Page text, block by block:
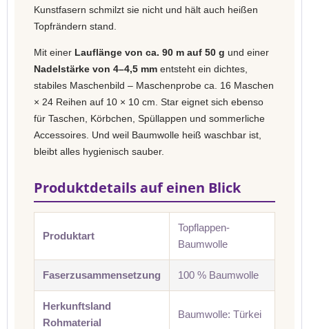
Kunstfasern schmilzt sie nicht und hält auch heißen
Topfrändern stand.
Mit einer Lauflänge von ca. 90 m auf 50 g und einer
Nadelstärke von 4–4,5 mm entsteht ein dichtes,
stabiles Maschenbild – Maschenprobe ca. 16 Maschen
× 24 Reihen auf 10 × 10 cm. Star eignet sich ebenso
für Taschen, Körbchen, Spüllappen und sommerliche
Accessoires. Und weil Baumwolle heiß waschbar ist,
bleibt alles hygienisch sauber.
Produktdetails auf einen Blick
Produktart
Topflappen-
Baumwolle
Faserzusammensetzung 100 % Baumwolle
Herkunftsland
Rohmaterial
Baumwolle: Türkei